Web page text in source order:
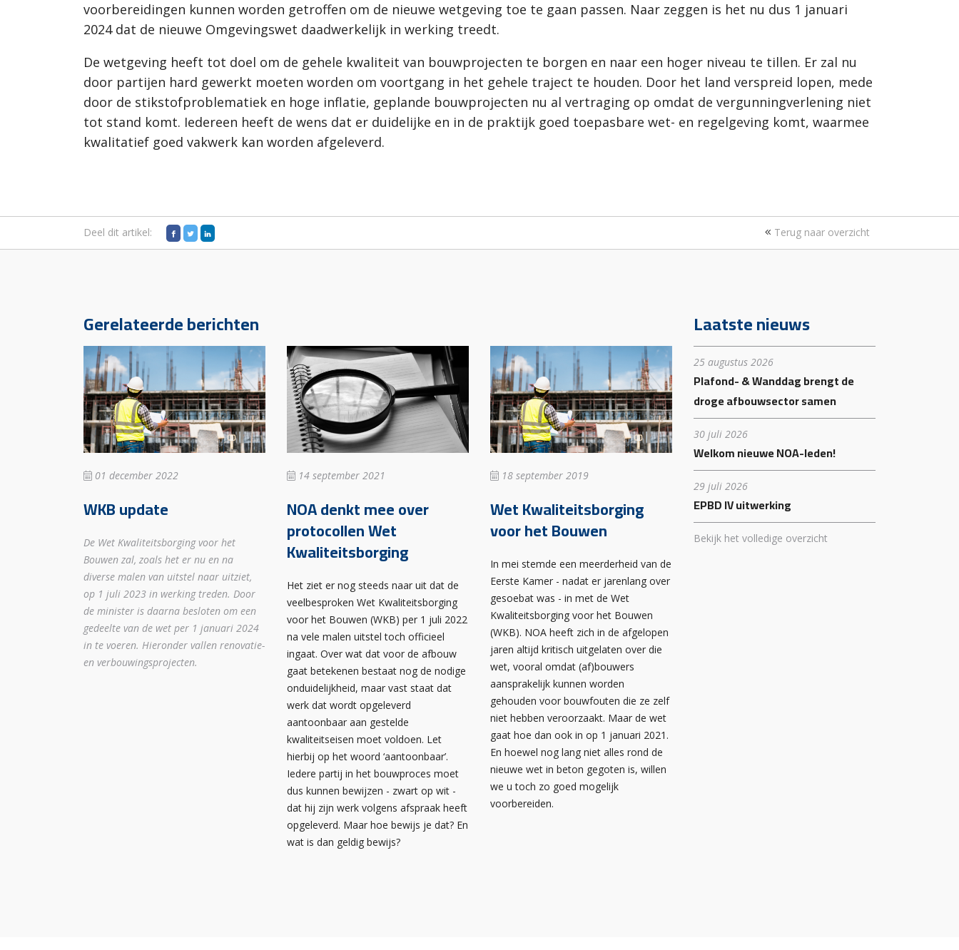
voorbereidingen kunnen worden getroffen om de nieuwe wetgeving toe te gaan passen. Naar zeggen is het nu dus 1 januari
2024 dat de nieuwe Omgevingswet daadwerkelijk in werking treedt.
De wetgeving heeft tot doel om de gehele kwaliteit van bouwprojecten te borgen en naar een hoger niveau te tillen. Er zal nu
door partijen hard gewerkt moeten worden om voortgang in het gehele traject te houden. Door het land verspreid lopen, mede
door de stikstofproblematiek en hoge inflatie, geplande bouwprojecten nu al vertraging op omdat de vergunningverlening niet
tot stand komt. Iedereen heeft de wens dat er duidelijke en in de praktijk goed toepasbare wet- en regelgeving komt, waarmee
kwalitatief goed vakwerk kan worden afgeleverd.
Deel dit artikel: Terug naar overzicht
Gerelateerde berichten
01 december 2022
WKB update
De Wet Kwaliteitsborging voor het
Bouwen zal, zoals het er nu en na
diverse malen van uitstel naar uitziet,
op 1 juli 2023 in werking treden. Door
de minister is daarna besloten om een
gedeelte van de wet per 1 januari 2024
in te voeren. Hieronder vallen renovatie-
en verbouwingsprojecten.
14 september 2021
NOA denkt mee over
protocollen Wet
Kwaliteitsborging
Het ziet er nog steeds naar uit dat de
veelbesproken Wet Kwaliteitsborging
voor het Bouwen (WKB) per 1 juli 2022
na vele malen uitstel toch officieel
ingaat. Over wat dat voor de afbouw
gaat betekenen bestaat nog de nodige
onduidelijkheid, maar vast staat dat
werk dat wordt opgeleverd
aantoonbaar aan gestelde
kwaliteitseisen moet voldoen. Let
hierbij op het woord ‘aantoonbaar’.
Iedere partij in het bouwproces moet
dus kunnen bewijzen - zwart op wit -
dat hij zijn werk volgens afspraak heeft
opgeleverd. Maar hoe bewijs je dat? En
wat is dan geldig bewijs?
18 september 2019
Wet Kwaliteitsborging
voor het Bouwen
In mei stemde een meerderheid van de
Eerste Kamer - nadat er jarenlang over
gesoebat was - in met de Wet
Kwaliteitsborging voor het Bouwen
(WKB). NOA heeft zich in de afgelopen
jaren altijd kritisch uitgelaten over die
wet, vooral omdat (af)bouwers
aansprakelijk kunnen worden
gehouden voor bouwfouten die ze zelf
niet hebben veroorzaakt. Maar de wet
gaat hoe dan ook in op 1 januari 2021.
En hoewel nog lang niet alles rond de
nieuwe wet in beton gegoten is, willen
we u toch zo goed mogelijk
voorbereiden.
Laatste nieuws
25 augustus 2026
Plafond- & Wanddag brengt de
droge afbouwsector samen
30 juli 2026
Welkom nieuwe NOA-leden!
29 juli 2026
EPBD IV uitwerking
Bekijk het volledige overzicht